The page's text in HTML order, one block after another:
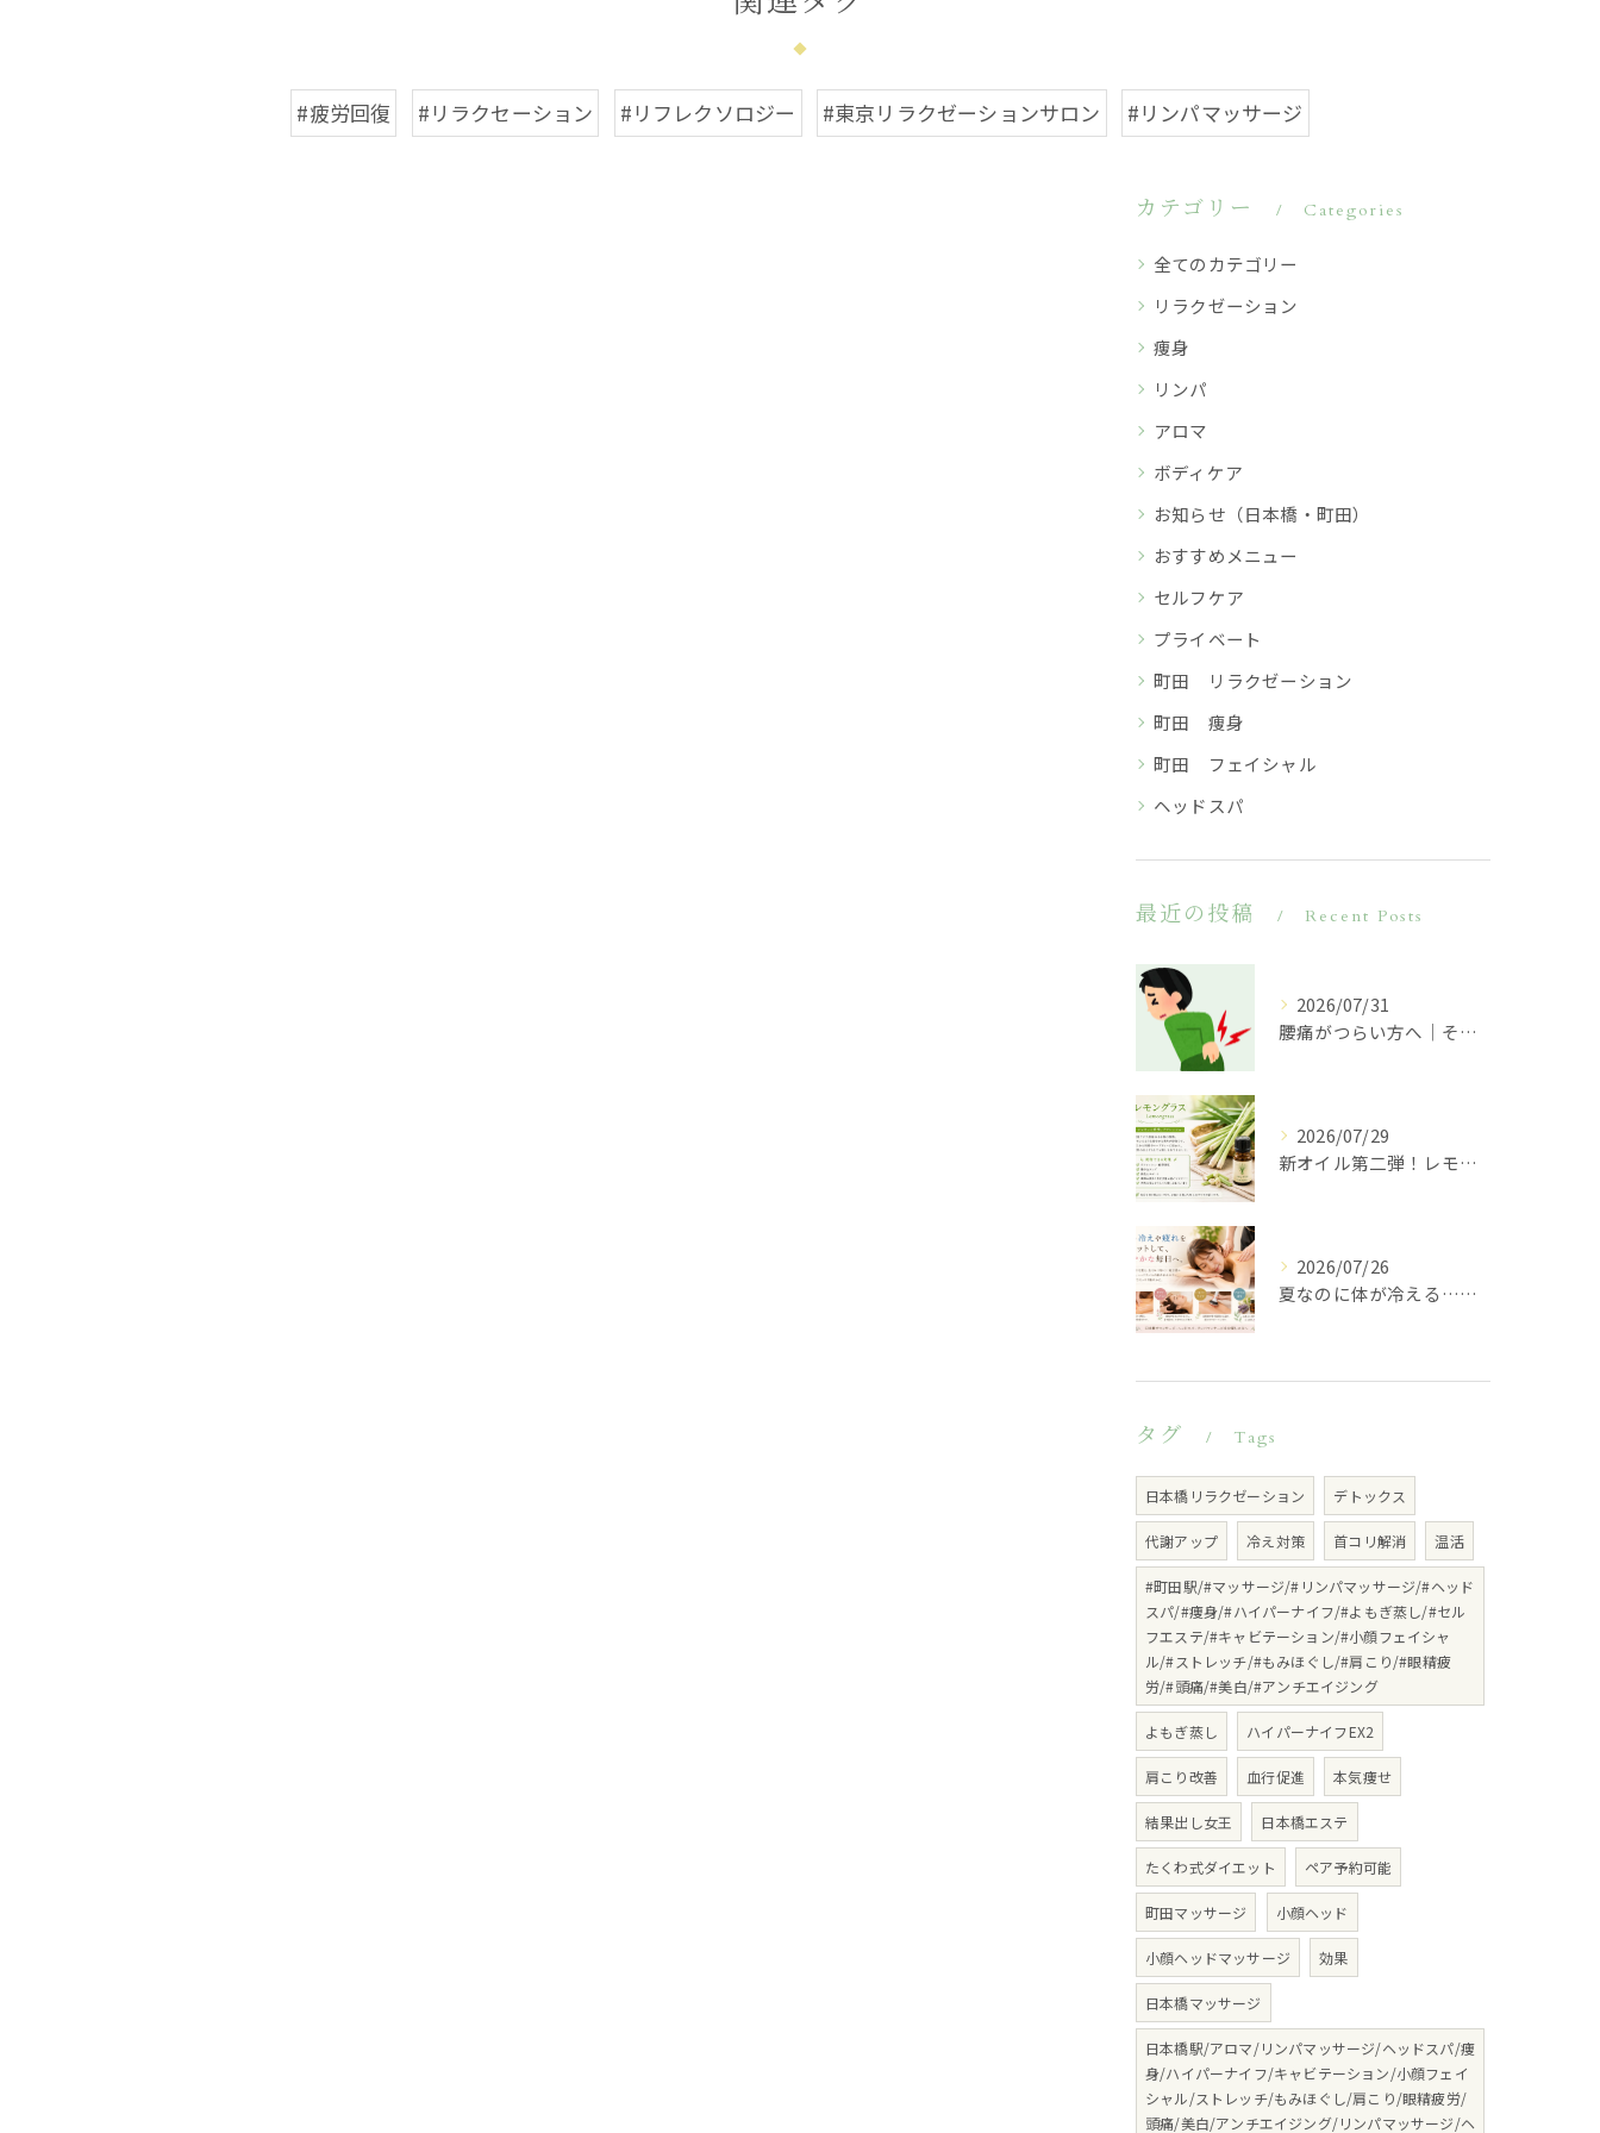
#疲労回復 #リラクセーション #リフレクソロジー #東京リラクゼーションサロン #リンパマッサージ
カテゴリー Categories
全てのカテゴリー
リラクゼーション
痩身
リンパ
アロマ
ボディケア
お知らせ（日本橋・町田）
おすすめメニュー
セルフケア
プライベート
町田 リラクゼーション
町田 痩身
町田 フェイシャル
ヘッドスパ
最近の投稿 Recent Posts
2026/07/31
腰痛がつらい方へ｜その原因は腰だけではないかもしれません
2026/07/29
新オイル第二弾！レモングラスのご紹介♪
2026/07/26
夏なのに体が冷える…その不調、冷房が原因かもしれません
タグ Tags
日本橋リラクゼーション デトックス
代謝アップ 冷え対策 首コリ解消 温活
#町田駅/#マッサージ/#リンパマッサージ/#ヘッド
スパ/#痩身/#ハイパーナイフ/#よもぎ蒸し/#セル
フエステ/#キャビテーション/#小顔フェイシャ
ル/#ストレッチ/#もみほぐし/#肩こり/#眼精疲
労/#頭痛/#美白/#アンチエイジング
よもぎ蒸し ハイパーナイフEX2
肩こり改善 血行促進 本気痩せ
結果出し女王 日本橋エステ
たくわ式ダイエット ペア予約可能
町田マッサージ 小顔ヘッド
小顔ヘッドマッサージ 効果
日本橋マッサージ
日本橋駅/アロマ/リンパマッサージ/ヘッドスパ/痩
身/ハイパーナイフ/キャビテーション/小顔フェイ
シャル/ストレッチ/もみほぐし/肩こり/眼精疲労/
頭痛/美白/アンチエイジング/リンパマッサージ/ヘ